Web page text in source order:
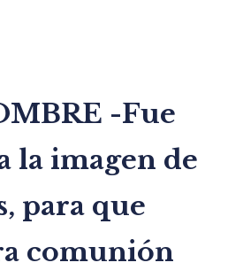
-Fue
la imagen de
para que
comunión